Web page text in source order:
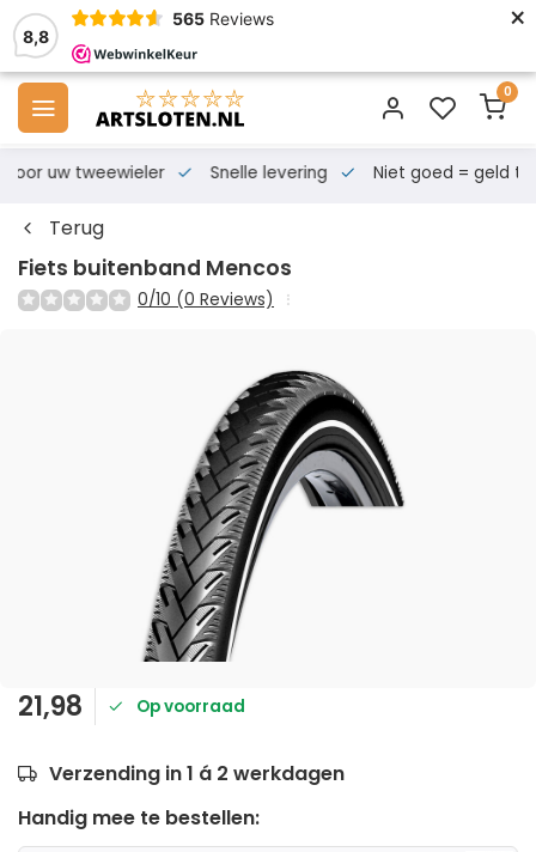
8,8
565 Reviews ×
0
voor uw tweewieler Snelle levering Niet goed = geld
Terug
Fiets buitenband Mencos
0/10 (0 Reviews)
21,98 Op voorraad
Verzending in 1 á 2 werkdagen
Handig mee te bestellen: